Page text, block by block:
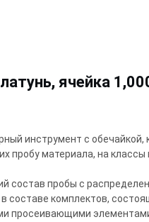
ячейка
инструмент с обечайкой,
пробу материала, на классы
состав пробы с
составе комплектов,
просеивающими